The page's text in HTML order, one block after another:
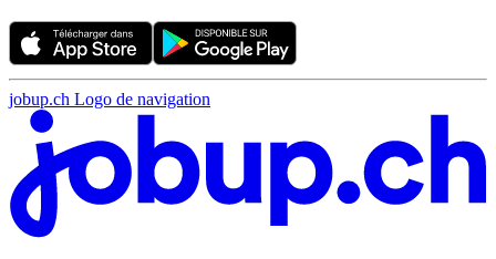
jobup.ch Logo de navigation